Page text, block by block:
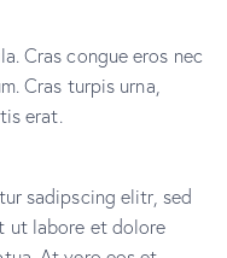
Cras congue eros nec
Cras turpis urna,
erat.
sadipscing elitr, sed
ut labore et dolore